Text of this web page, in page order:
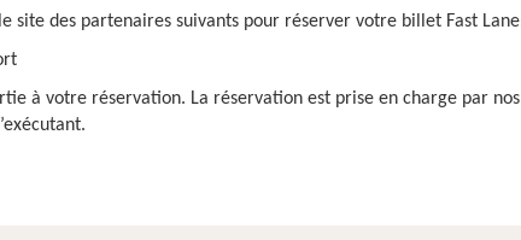
site des partenaires suivants pour réserver votre billet Fast
à votre réservation. La réservation est prise en charge par